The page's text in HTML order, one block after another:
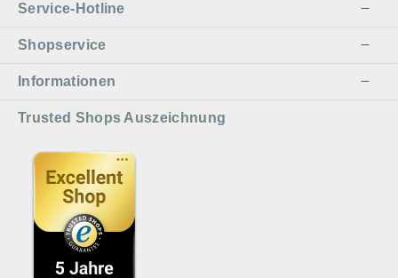
Service-Hotline
Shopservice
Informationen
Trusted Shops Auszeichnung